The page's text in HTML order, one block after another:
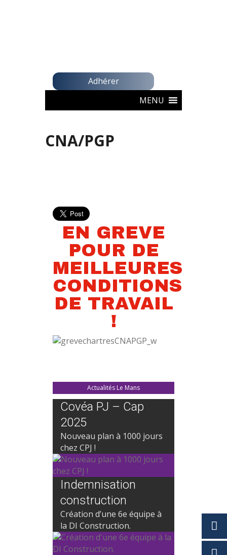
Adhérer
MENU
CNA/PGP
EN GREVE
POUR DE
MEILLEURES
CONDITIONS
DE TRAVAIL
!
Actualités Le Mans
Covéa PJ – Cap
2025
Nouveau plan à 1000 jours
chez CPJ !
Indemnisation
construction
Création d’une 6e équipe à
la DI Construction.